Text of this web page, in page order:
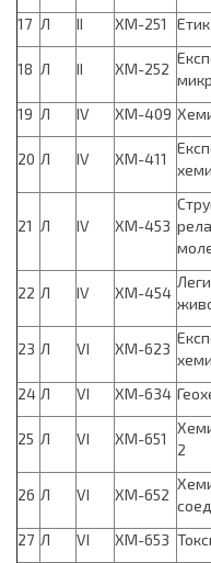
17 Л II ХМ-251
18 Л II ХМ-252
19 Л IV ХМ-409
20 Л IV ХМ-411
21 Л IV ХМ-453
22 Л IV ХМ-454
23 Л VI ХM-623
24 Л VI ХМ-634
25 Л VI ХМ-651
2
26 Л VI ХМ-652
27 Л VI ХМ-653